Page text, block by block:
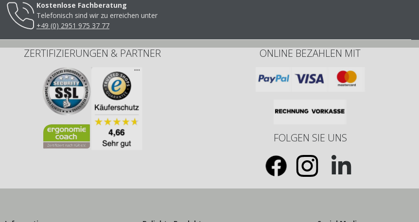
Kostenlose Fachberatung
Telefonisch sind wir zu erreichen unter
+49 (0) 2951 975 37 77
ZERTIFIZIERUNGEN & PARTNER ONLINE BEZAHLEN MIT
FOLGEN SIE UNS